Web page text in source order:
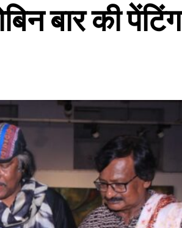
बार की पेंटिंग